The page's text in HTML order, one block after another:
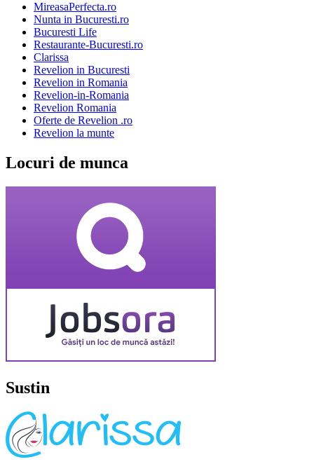
MireasaPerfecta.ro
Nunta in Bucuresti.ro
Bucuresti Life
Restaurante-Bucuresti.ro
Clarissa
Revelion in Bucuresti
Revelion in Romania
Revelion-in-Romania
Revelion Romania
Oferte de Revelion .ro
Revelion la munte
Locuri de munca
Sustin